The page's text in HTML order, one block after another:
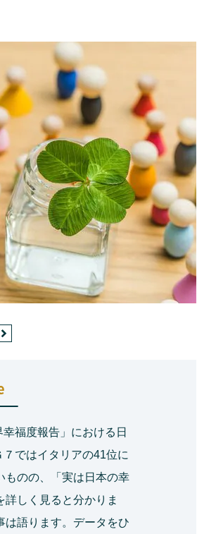
福度報告」における日
ではイタリアの41位に
ものの、「実は日本の幸
しく見ると分かりま
は語ります。データをひ